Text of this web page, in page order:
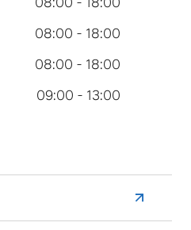
08:00 - 18:00
08:00 - 18:00
09:00 - 13:00